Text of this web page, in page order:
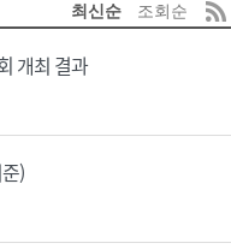
최신순 조회순
개최 결과
)